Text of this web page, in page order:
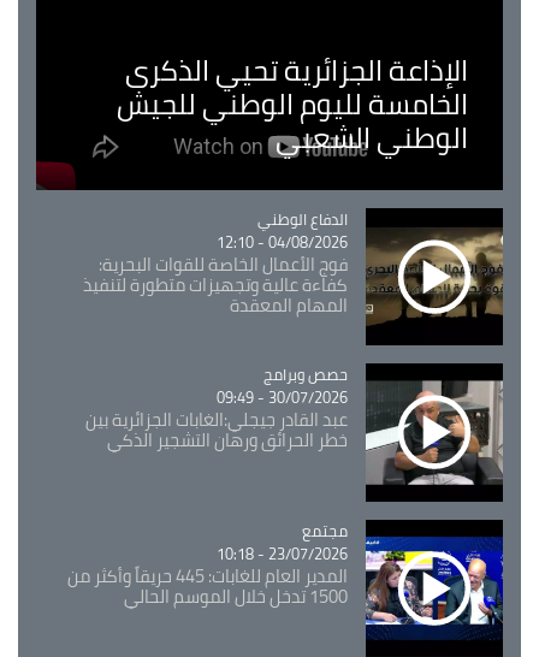
الإذاعة الجزائرية تحيي الذكرى
الخامسة لليوم الوطني للجيش
الوطني الشعبي
Catégorie
الدفاع الوطني
04/08/2026 - 12:10
فوج الأعمال الخاصة للقوات البحرية:
كفاءة عالية وتجهيزات متطورة لتنفيذ
المهام المعقدة
Catégorie
حصص وبرامج
30/07/2026 - 09:49
عبد القادر جيجلي:الغابات الجزائرية بين
خطر الحرائق ورهان التشجير الذكي
Catégorie
مجتمع
23/07/2026 - 10:18
المدير العام للغابات: 445 حريقاً وأكثر من
1500 تدخل خلال الموسم الحالي